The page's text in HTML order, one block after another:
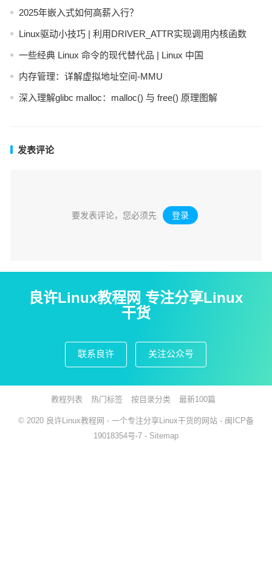
2025年嵌入式如何高薪入行？
Linux驱动小技巧 | 利用DRIVER_ATTR实现调用内核函数
一些经典 Linux 命令的现代替代品 | Linux 中国
内存管理：详解虚拟地址空间-MMU
深入理解glibc malloc：malloc() 与 free() 原理图解
发表评论
要发表评论，您必须先 登录 。
良许Linux教程网 专注分享Linux
干货
联系良许 关注公众号
教程列表 热门标签 按目录分类 最新100篇
© 2020 良许Linux教程网 - 一个专注分享Linux干货的网站 - 闽ICP备
19018354号-7 - Sitemap